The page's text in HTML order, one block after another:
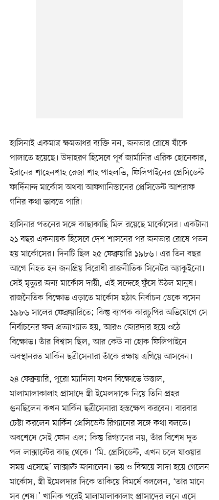
হাসিনাই একমাত্র ক্ষমতাধর ব্যক্তি নন, জনতার রোষে যাঁকে
পালাতে হয়েছে। উদাহরণ হিসেবে পূর্ব জার্মানির এরিক হোনেকার,
ইরানের শাহেনশাহ রেজা শাহ পাহলভি, ফিলিপাইনের প্রেসিডেন্ট
ফার্দিনান্দ মার্কোস অথবা আফগানিস্তানের প্রেসিডেন্ট আশরাফ
গনির কথা ভাবতে পারি।
হাসিনার পতনের সঙ্গে কাছাকাছি মিল রয়েছে মার্কোসের। একটানা
২১ বছর একনায়ক হিসেবে দেশ শাসনের পর জনতার রোষে পতন
হয় মার্কোসের। দিনটি ছিল ২৫ ফেব্রুয়ারি ১৯৮৬। এর তিন বছর
আগে নিহত হন জনপ্রিয় বিরোধী রাজনীতিক সিনেটর অ্যাকুইনো।
সেই মৃত্যুর জন্য মার্কোস দায়ী, এই সন্দেহে ফুঁসে উঠল মানুষ।
রাজনৈতিক বিক্ষোভ এড়াতে মার্কোস হঠাৎ নির্বাচন ডেকে বসেন
১৯৮৬ সালের ফেব্রুয়ারিতে; কিন্তু ব্যাপক কারচুপির অভিযোগে সে
নির্বাচনের ফল প্রত্যাখ্যাত হয়, আরও জোরদার হয়ে ওঠে
বিক্ষোভ। তাঁর বিশ্বাস ছিল, আর কেউ না হোক ফিলিপাইনে
অবস্থানরত মার্কিন ছত্রীসেনারা তাঁকে রক্ষায় এগিয়ে আসবেন।
২৪ ফেব্রুয়ারি, পুরো ম্যানিলা যখন বিক্ষোভে উত্তাল,
মালামালাকালাং প্রাসাদে স্ত্রী ইমেলদাকে নিয়ে তিনি প্রহর
গুনছিলেন কখন মার্কিন ছত্রীসেনারা হস্তক্ষেপ করবেন। বারবার
চেষ্টা করলেন মার্কিন প্রেসিডেন্ট রিগ্যানের সঙ্গে কথা বলতে।
অবশেষে সেই ফোন এল; কিন্তু রিগ্যানের নয়, তাঁর বিশেষ দূত
পল লাক্সাল্টের কাছ থেকে। ‘মি. প্রেসিডেন্ট, এখন চলে যাওয়ার
সময় এসেছে’ লাক্সাল্ট জানালেন। ভয় ও বিস্ময়ে সাদা হয়ে গেলেন
মার্কোস, স্ত্রী ইমেলদার দিকে তাকিয়ে বিমর্ষে বললেন, ‘তার মানে
সব শেষ।’ খানিক পরেই মালামালাকালাং প্রাসাদের লনে এসে